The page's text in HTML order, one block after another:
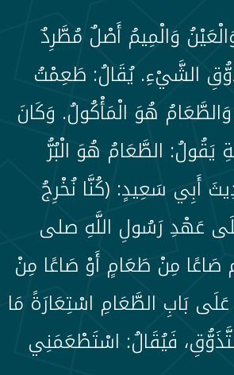
وَالْمِيمُ أَصْلٌ مُطَّرِدٌ
الشَّيْءِ. يُقَالُ: طَعِمْتُ
هُوَ الْمَأْكُولُ. وَكَانَ
يَقُولُ: الطَّعَامُ هُوَ الْبُرُّ
أَبِي سَعِيدٍ: (كُنَّا نُخْرِجُ
عَهْدِ رَسُولِ اللَّهِ صلى
صَاعًا مِنْ طَعَامٍ أَوْ صَاعًا مِنْ
بَابِ الطَّعَامِ اسْتِعَارَةً مَا
فَيُقَالُ: اسْتَطْعَمَنِي